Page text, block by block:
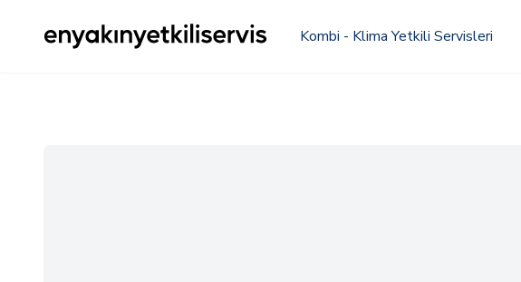
Kombi - Klima Yetkili Servisleri